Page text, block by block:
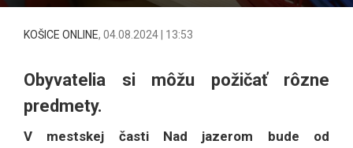
KOŠICE ONLINE, 04.08.2024 | 13:53
Obyvatelia si môžu požičať rôzne
predmety.
V mestskej časti Nad jazerom bude od